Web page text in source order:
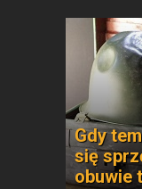
Gdy
się
obuwie